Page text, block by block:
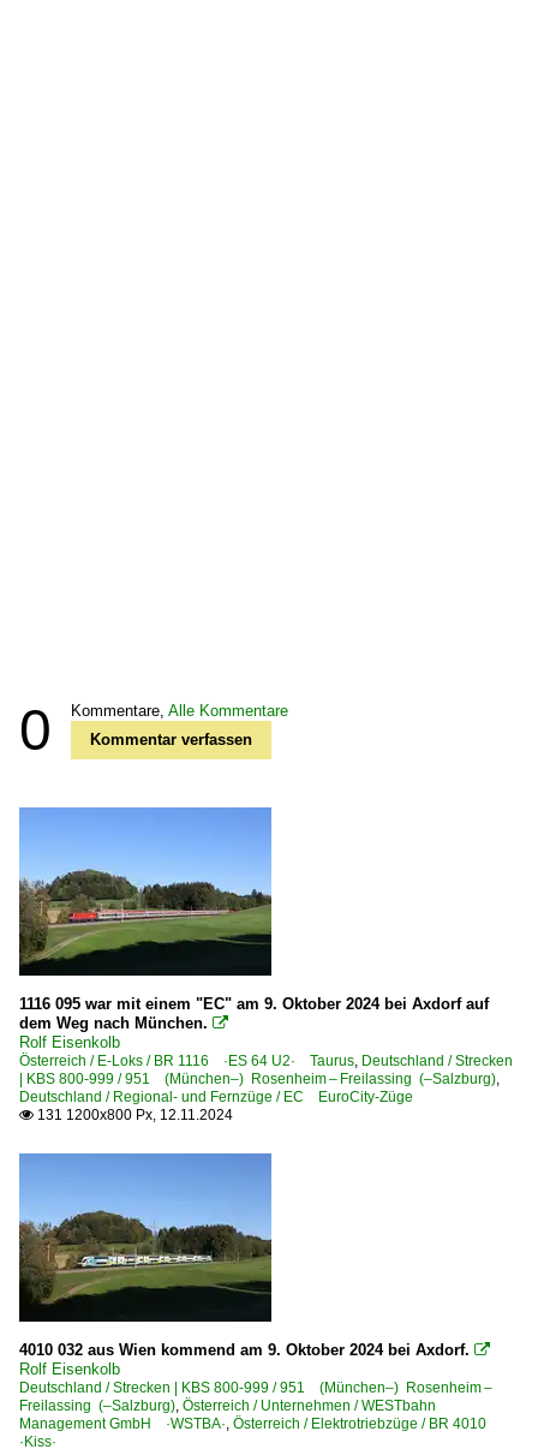
0 Kommentare, Alle Kommentare
Kommentar verfassen
1116 095 war mit einem "EC" am 9. Oktober 2024 bei Axdorf auf
dem Weg nach München. 
Rolf Eisenkolb
Österreich / E-Loks / BR 1116 ·ES 64 U2· Taurus, Deutschland / Strecken
| KBS 800-999 / 951 (München–) Rosenheim – Freilassing (–Salzburg),
Deutschland / Regional- und Fernzüge / EC EuroCity-Züge
 131 1200x800 Px, 12.11.2024
4010 032 aus Wien kommend am 9. Oktober 2024 bei Axdorf. 
Rolf Eisenkolb
Deutschland / Strecken | KBS 800-999 / 951 (München–) Rosenheim –
Freilassing (–Salzburg), Österreich / Unternehmen / WESTbahn
Management GmbH ·WSTBA·, Österreich / Elektrotriebzüge / BR 4010
·Kiss·